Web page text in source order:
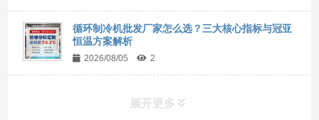
循环制冷机批发厂家怎么选？三大核心指标与冠亚
恒温方案解析
2026/08/05 2
展开更多